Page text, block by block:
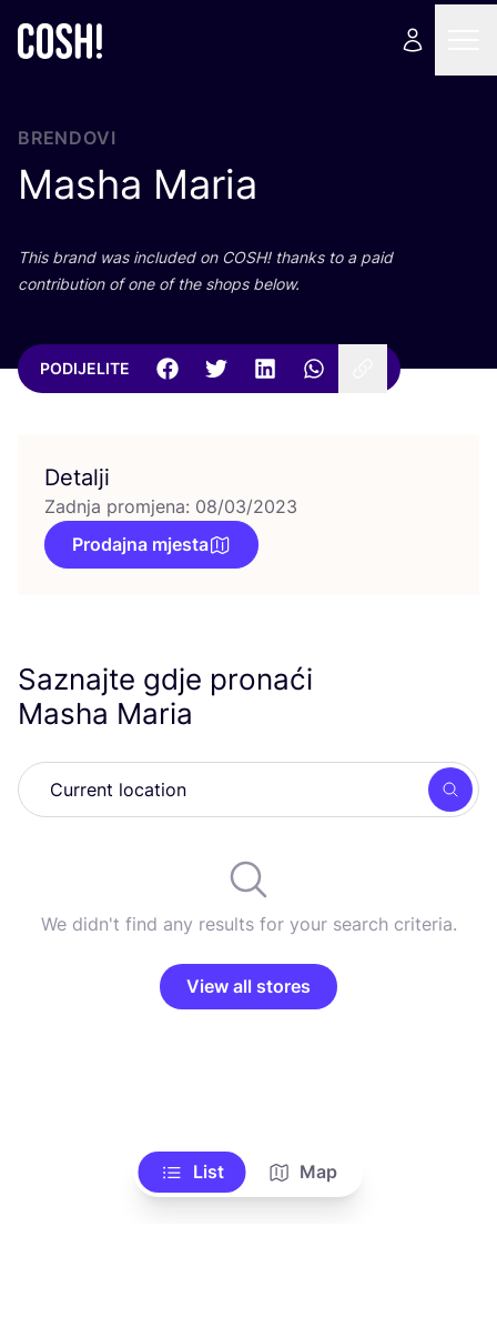
BRENDOVI
Masha Maria
This brand was inclu­ded on COSH! than­ks to a paid
con­tri­bu­ti­on of one of the shops below.
PODIJELITE
Detalji
Zadnja promjena: 08/03/2023
Prodajna mjesta
Saznajte gdje pronaći
Masha Maria
We didn't find any results for your search criteria.
View all stores
List Map